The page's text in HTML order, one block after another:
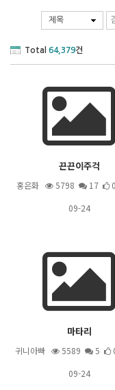
제목
Total 64,379건
끈끈이주걱
홍은화 5798 17
09-24
마타리
귀니아빠 5589 5
09-24